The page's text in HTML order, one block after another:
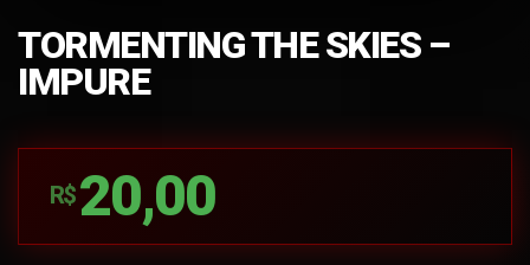
TORMENTING THE SKIES –
IMPURE
R$ 20,00